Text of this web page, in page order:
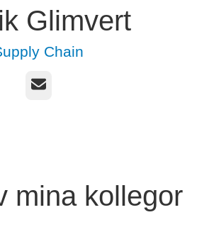
Glimvert
Chain
E-post
mina kollegor